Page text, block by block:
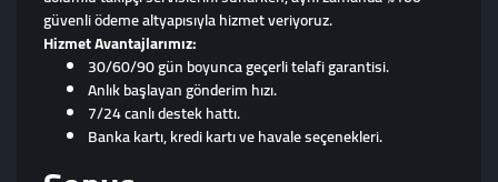
güvenli ödeme altyapısıyla hizmet veriyoruz.
Hizmet Avantajlarımız:
30/60/90 gün boyunca geçerli telafi garantisi.
Anlık başlayan gönderim hızı.
7/24 canlı destek hattı.
Banka kartı, kredi kartı ve havale seçenekleri.